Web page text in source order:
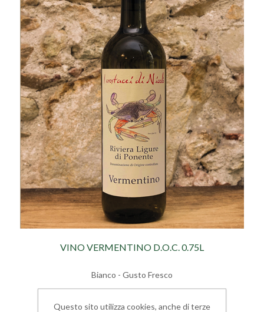
VINO VERMENTINO D.O.C. 0.75L
Bianco - Gusto Fresco
€ 13,60
Questo sito utilizza cookies, anche di terze